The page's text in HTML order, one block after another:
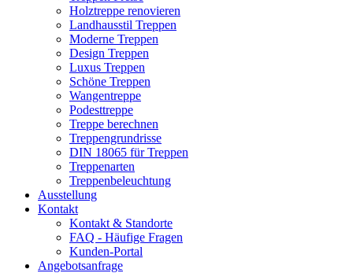
Holztreppe renovieren
Landhausstil Treppen
Moderne Treppen
Design Treppen
Luxus Treppen
Schöne Treppen
Wangentreppe
Podesttreppe
Treppe berechnen
Treppengrundrisse
DIN 18065 für Treppen
Treppenarten
Treppenbeleuchtung
Ausstellung
Kontakt
Kontakt & Standorte
FAQ - Häufige Fragen
Kunden-Portal
Angebotsanfrage